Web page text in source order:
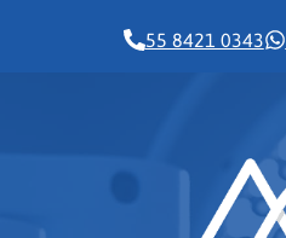
55 8421 0343